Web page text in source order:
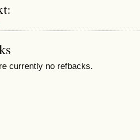
currently no refbacks.